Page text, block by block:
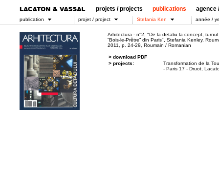
projets / projects publications agence
publication projet / project Stefania Ken année /
Arhitectura - n°2, "De la detaliu la concept,
“Bois-le-Prêtre” din Paris", Stefania Kenley,
2011, p. 24-29, Roumain / Romanian
> download PDF
> projects:
Transformation de la
- Paris 17 - Druot,